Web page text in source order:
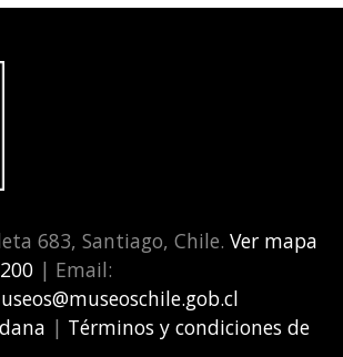
683, Santiago, Chile. Ver mapa
| Email:
| Términos y condiciones de